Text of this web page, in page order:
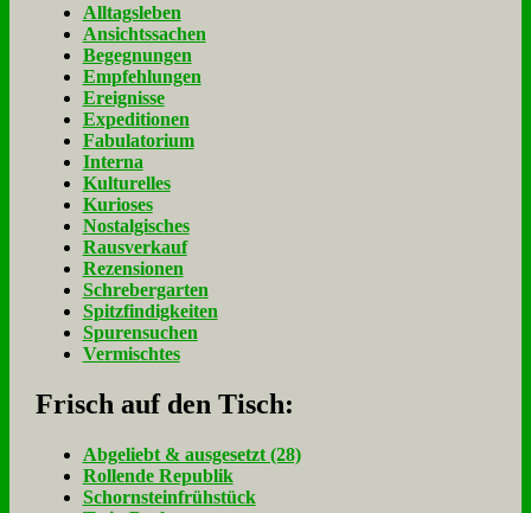
Alltagsleben
Ansichtssachen
Begegnungen
Empfehlungen
Ereignisse
Expeditionen
Fabulatorium
Interna
Kulturelles
Kurioses
Nostalgisches
Rausverkauf
Rezensionen
Schrebergarten
Spitzfindigkeiten
Spurensuchen
Vermischtes
Frisch auf den Tisch:
Ab­ge­liebt & aus­ge­setzt (28)
Rol­len­de Re­pu­blik
Schorn­stein­früh­stück